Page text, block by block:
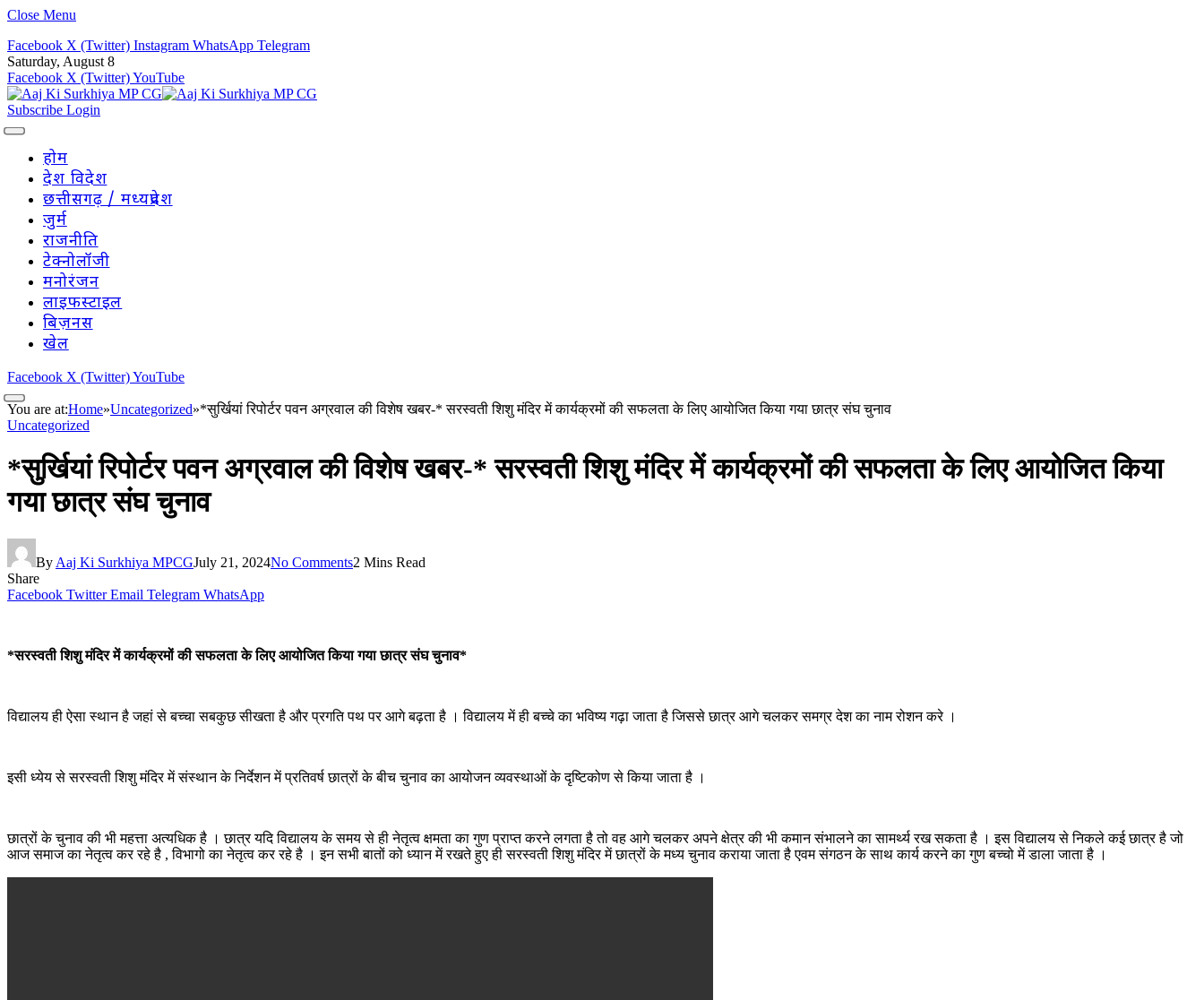
Close Menu
Facebook X (Twitter) Instagram WhatsApp Telegram
Saturday, August 8
Facebook X (Twitter)YouTube
Subscribe Login
होम
देश विदेश
छत्तीसगढ़ / मध्यप्रदेश
जुर्म
राजनीति
टेक्नोलॉजी
मनोरंजन
लाइफस्टाइल
बिज़नस
खेल
Facebook X (Twitter)YouTube
You are at:Home»Uncategorized»*सुर्खियां रिपोर्टर पवन अग्रवाल की विशेष खबर-* सरस्वती शिशु मंदिर में कार्यक्रमों की सफलता के लिए आयोजित किया गया छात्र संघ चुनाव
Uncategorized
*सुर्खियां रिपोर्टर पवन अग्रवाल की विशेष खबर-* सरस्वती शिशु मंदिर में कार्यक्रमों की सफलता के लिए आयोजित किया
गया छात्र संघ चुनाव
By Aaj Ki Surkhiya MPCGJuly 21, 2024No Comments2 Mins Read
Share
Facebook Twitter Email Telegram WhatsApp
*सरस्वती शिशु मंदिर में कार्यक्रमों की सफलता के लिए आयोजित किया गया छात्र संघ चुनाव*
विद्यालय ही ऐसा स्थान है जहां से बच्चा सबकुछ सीखता है और प्रगति पथ पर आगे बढ़ता है । विद्यालय में ही बच्चे का भविष्य गढ़ा जाता है जिससे छात्र आगे चलकर समग्र देश का नाम रोशन करे ।
इसी ध्येय से सरस्वती शिशु मंदिर में संस्थान के निर्देशन में प्रतिवर्ष छात्रों के बीच चुनाव का आयोजन व्यवस्थाओं के दृष्टिकोण से किया जाता है ।
छात्रों के चुनाव की भी महत्ता अत्यधिक है । छात्र यदि विद्यालय के समय से ही नेतृत्व क्षमता का गुण प्राप्त करने लगता है तो वह आगे चलकर अपने क्षेत्र की भी कमान संभालने का सामर्थ्य रख सकता है । इस विद्यालय से निकले कई छात्र है जो
आज समाज का नेतृत्व कर रहे है , विभागो का नेतृत्व कर रहे है । इन सभी बातों को ध्यान में रखते हुए ही सरस्वती शिशु मंदिर में छात्रों के मध्य चुनाव कराया जाता है एवम संगठन के साथ कार्य करने का गुण बच्चो में डाला जाता है ।